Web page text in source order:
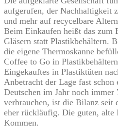
aufgerufen, der Nachhaltigkeit
und mehr auf recycelbare
Beim Einkaufen heißt das zum
Gläsern statt Plastikbehältern.
die eigene Thermoskanne
Coffee to Go in
Eingekauftes in Plastiktüten
Anbetracht der Lage fast
Deutschen im Jahr noch
verbrauchen, ist die Bilanz seit
eher rückläufig. Die guten, alte
Kommen.